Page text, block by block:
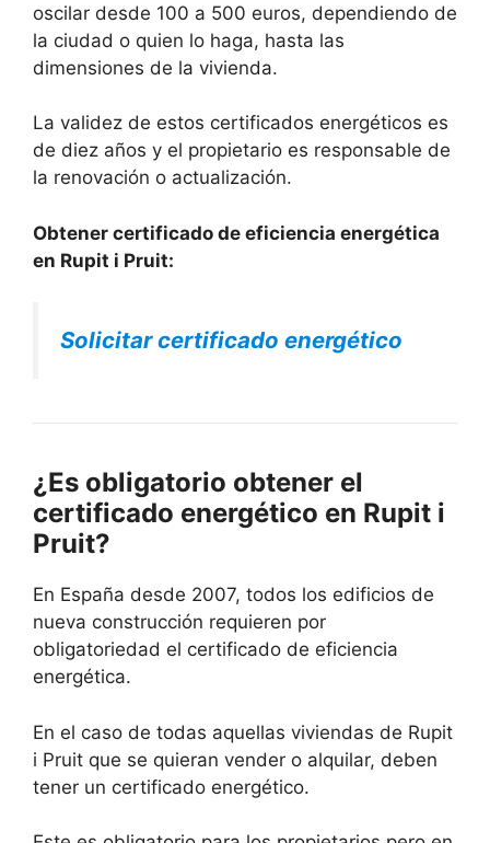
oscilar desde 100 a 500 euros, dependiendo de
la ciudad o quien lo haga, hasta las
dimensiones de la vivienda.
La validez de estos certificados energéticos es
de diez años y el propietario es responsable de
la renovación o actualización.
Obtener certificado de eficiencia energética
en Rupit i Pruit:
Solicitar certificado energético
¿Es obligatorio obtener el
certificado energético en Rupit i
Pruit?
En España desde 2007, todos los edificios de
nueva construcción requieren por
obligatoriedad el certificado de eficiencia
energética.
En el caso de todas aquellas viviendas de Rupit
i Pruit que se quieran vender o alquilar, deben
tener un certificado energético.